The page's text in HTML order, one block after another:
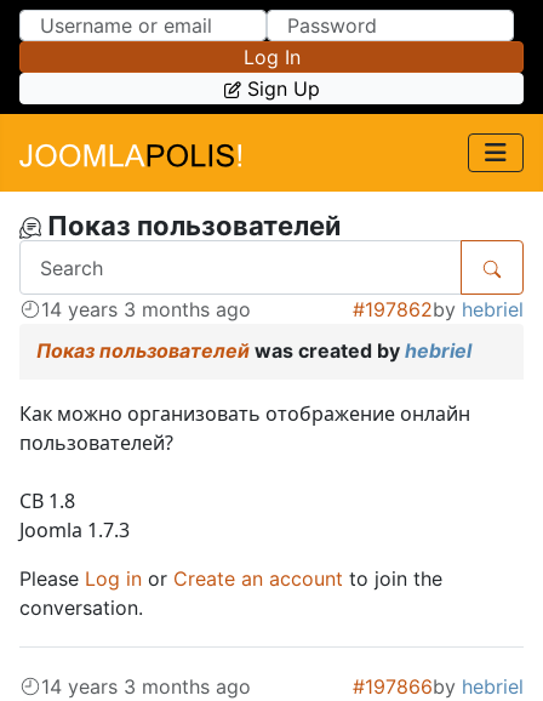
Skip to Content
Skip to Menu
Log In
Sign Up
Показ пользователей
14 years 3 months ago #197862by hebriel
Показ пользователей was created by hebriel
Как можно организовать отображение онлайн
пользователей?
CB 1.8
Joomla 1.7.3
Please Log in or Create an account to join the
conversation.
14 years 3 months ago #197866by hebriel